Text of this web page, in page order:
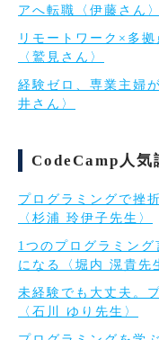
アへ転職〈伊藤さん〉
リモートワーク×多
〈鷲見さん〉
経験ゼロ、専業主婦
井さん〉
CodeCamp人気
プログラミングで挫
〈杉浦 玲伊子先生〉
1つのプログラミン
になる〈堀内 滉貴先
未経験でも大丈夫。
〈石川 ゆり先生〉